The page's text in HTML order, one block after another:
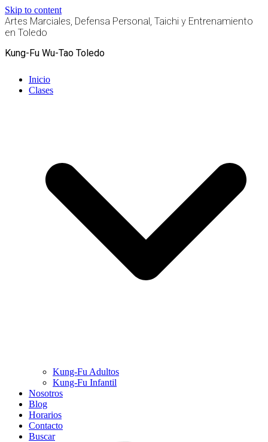
Skip to content
Artes Marciales, Defensa Personal, Taichi y Entrenamiento
en Toledo
Kung-Fu Wu-Tao Toledo
Inicio
Clases
Kung-Fu Adultos
Kung-Fu Infantil
Nosotros
Blog
Horarios
Contacto
Buscar